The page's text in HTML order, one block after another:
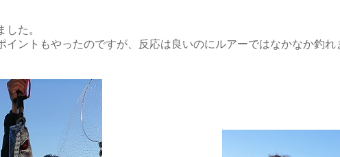
た。
ントもやったのですが、反応は良いのにルアーではなかなか釣れ